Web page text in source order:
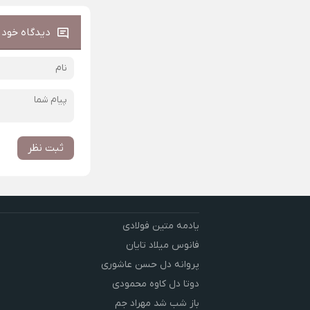
دیدگاه خود
ثبت نظر
یادمه متین فولادی
فانوس میلاد تایان
پروانه دل حسن عاشوری
دوتا دل کاوه محمودی
باز شب شد مهراد جم